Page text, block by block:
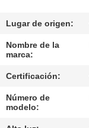
LA
FÁBRICA
DE
Lugar de origen:
Nombre de la
marca:
Certificación:
Número de
modelo: